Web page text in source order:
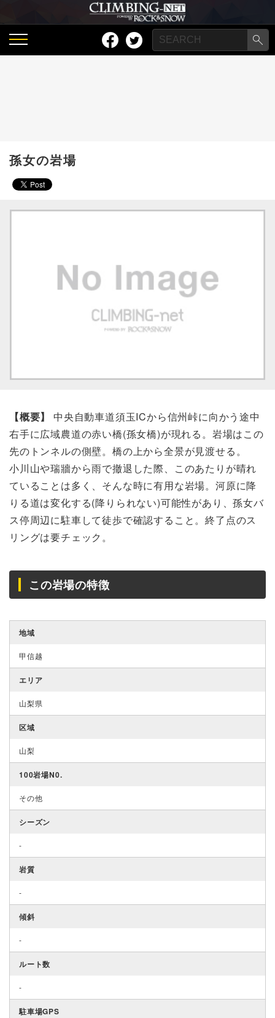
孫女の岩場
【概要】 中央自動車道須玉ICから信州峠に向かう途中
右手に広域農道の赤い橋(孫女橋)が現れる。岩場はこの
先のトンネルの側壁。橋の上から全景が見渡せる。
小川山や瑞牆から雨で撤退した際、このあたりが晴れ
ていることは多く、そんな時に有用な岩場。河原に降
りる道は変化する(降りられない)可能性があり、孫女バ
ス停周辺に駐車して徒歩で確認すること。終了点のス
リングは要チェック。
この岩場の特徴
地域
甲信越
エリア
山梨県
区域
山梨
100岩場N0.
その他
シーズン
-
岩質
-
傾斜
-
ルート数
-
駐車場GPS